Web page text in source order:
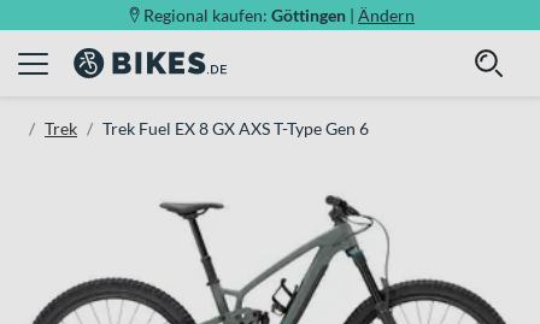
Regional kaufen: Göttingen | Ändern
Trek Trek Fuel EX 8 GX AXS T-Type Gen 6